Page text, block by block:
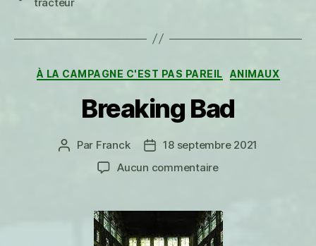
Catégories
À LA CAMPAGNE C'EST PAS PAREIL ANIMAUX
Breaking Bad
Auteur
Par Franck
Date18 septembre 2021
Aucun commentairesur